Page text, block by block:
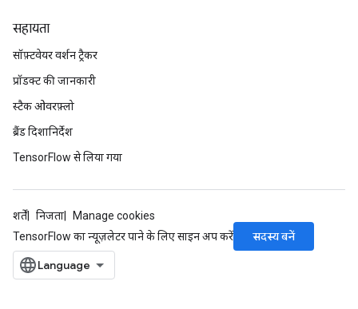
सहायता
सॉफ़्टवेयर वर्शन ट्रैकर
प्रॉडक्ट की जानकारी
स्टैक ओवरफ़्लो
ब्रैंड दिशानिर्देश
TensorFlow से लिया गया
शर्तें निजता
Manage cookies
TensorFlow का न्यूज़लेटर पाने के लिए साइन अप करें
सदस्य बनें